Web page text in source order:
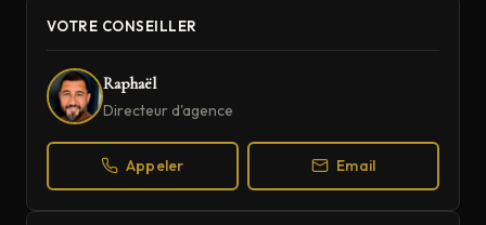
VOTRE CONSEILLER
Raphaël
Directeur d'agence
Appeler Email